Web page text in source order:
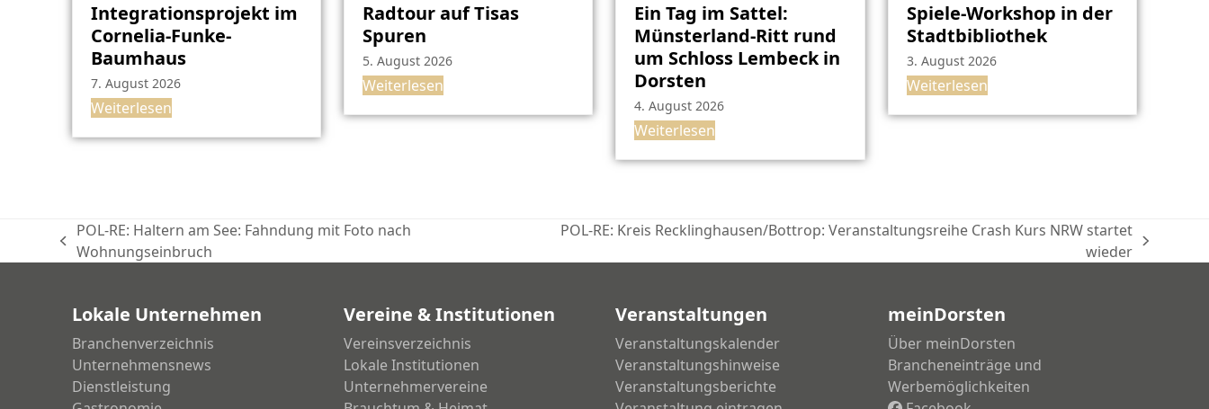
Integrationsprojekt im
Cornelia-Funke-
Baumhaus
7. August 2026
Weiterlesen
Radtour auf Tisas
Spuren
5. August 2026
Weiterlesen
Ein Tag im Sattel:
Münsterland-Ritt rund
um Schloss Lembeck in
Dorsten
4. August 2026
Weiterlesen
Spiele-Workshop in der
Stadtbibliothek
3. August 2026
Weiterlesen
vorheriger
POL-RE: Haltern am See: Fahndung mit Foto nach
Wohnungseinbruch
POL-RE: Kreis Recklinghausen/Bottrop: Veranstaltungsreihe Crash Kurs NRW startet
wieder
Lokale Unternehmen
Branchenverzeichnis
Unternehmensnews
Dienstleistung
Vereine & Institutionen
Vereinsverzeichnis
Lokale Institutionen
Unternehmervereine
Veranstaltungen
Veranstaltungskalender
Veranstaltungshinweise
Veranstaltungsberichte
meinDorsten
Über meinDorsten
Brancheneinträge und
Werbemöglichkeiten